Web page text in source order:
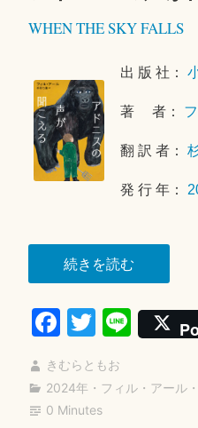
WHEN THE SKY FALLS
出 版 社：
著 者：
翻 訳 者：
発 行 年：
続きを読む“ア
ド
ニ
ス
声
Fa
ce
bo
ok
T
wi
tte
r
Li
ne
きむらともお
2024年 ・ フィル・アール・
0 Minutes